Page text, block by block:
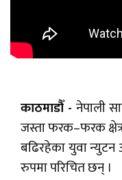
काठमाडौँ - नेपाली
जस्ता फरक–फरक
बढिरहेका युवा
रुपमा परिचित छन् ।